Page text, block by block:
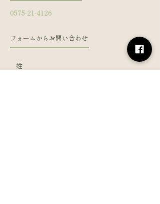
0575-21-4126
フォームからお問い合わせ
姓